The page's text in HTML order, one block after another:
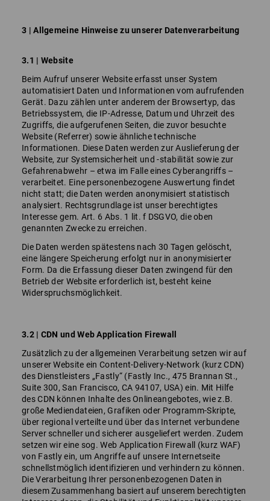
3 | Allgemeine Hinweise zu unserer Datenverarbeitung
3.1 | Website
Beim Aufruf unserer Website erfasst unser System
automatisiert Daten und Informationen vom aufrufenden
Gerät. Dazu zählen unter anderem der Browsertyp, das
Betriebssystem, die IP-Adresse, Datum und Uhrzeit des
Zugriffs, die aufgerufenen Seiten, die zuvor besuchte
Website (Referrer) sowie ähnliche technische
Informationen. Diese Daten werden zur Auslieferung der
Website, zur Systemsicherheit und -stabilität sowie zur
Gefahrenabwehr – etwa im Falle eines Cyberangriffs –
verarbeitet. Eine personenbezogene Auswertung findet
nicht statt; die Daten werden anonymisiert statistisch
analysiert. Rechtsgrundlage ist unser berechtigtes
Interesse gem. Art. 6 Abs. 1 lit. f DSGVO, die oben
genannten Zwecke zu erreichen.
Die Daten werden spätestens nach 30 Tagen gelöscht,
eine längere Speicherung erfolgt nur in anonymisierter
Form. Da die Erfassung dieser Daten zwingend für den
Betrieb der Website erforderlich ist, besteht keine
Widerspruchsmöglichkeit.
3.2 | CDN und Web Application Firewall
Zusätzlich zu der allgemeinen Verarbeitung setzen wir auf
unserer Website ein Content-Delivery-Network (kurz CDN)
des Dienstleisters „Fastly“ (Fastly Inc., 475 Brannan St.,
Suite 300, San Francisco, CA 94107, USA) ein. Mit Hilfe
des CDN können Inhalte des Onlineangebotes, wie z.B.
große Mediendateien, Grafiken oder Programm-Skripte,
über regional verteilte und über das Internet verbundene
Server schneller und sicherer ausgeliefert werden. Zudem
setzen wir eine sog. Web Application Firewall (kurz WAF)
von Fastly ein, um Angriffe auf unsere Internetseite
schnellstmöglich identifizieren und verhindern zu können.
Die Verarbeitung Ihrer personenbezogenen Daten in
diesem Zusammenhang basiert auf unserem berechtigten